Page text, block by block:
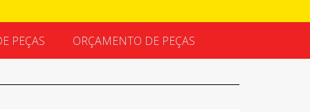
PEÇAS ORÇAMENTO DE PEÇAS